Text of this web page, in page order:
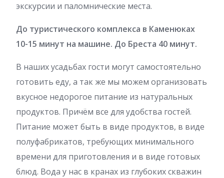
экскурсии и паломнические места.
До туристического комплекса в Каменюках
10-15 минут на машине. До Бреста 40 минут.
В наших усадьбах гости могут самостоятельно
готовить еду, а так же мы можем организовать
вкусное недорогое питание из натуральных
продуктов. Причём все для удобства гостей.
Питание может быть в виде продуктов, в виде
полуфабрикатов, требующих минимального
времени для приготовления и в виде готовых
блюд. Вода у нас в кранах из глубоких скважин